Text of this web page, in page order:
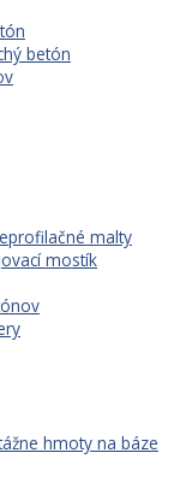
betón
malty
mostík
hmoty na báze